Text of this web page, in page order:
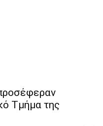
Τμήμα της